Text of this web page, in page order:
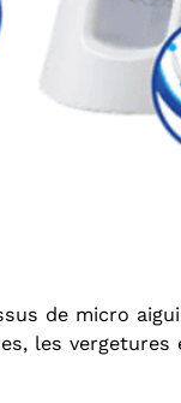
de micro
les